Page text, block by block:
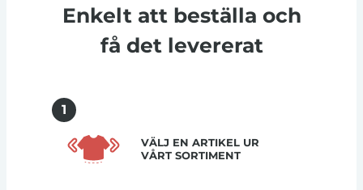
Enkelt att beställa och
få det levererat
1
VÄLJ EN ARTIKEL UR
VÅRT SORTIMENT